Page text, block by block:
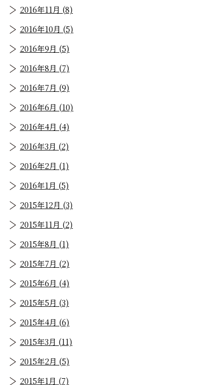
2016年11月 (8)
2016年10月 (5)
2016年9月 (5)
2016年8月 (7)
2016年7月 (9)
2016年6月 (10)
2016年4月 (4)
2016年3月 (2)
2016年2月 (1)
2016年1月 (5)
2015年12月 (3)
2015年11月 (2)
2015年8月 (1)
2015年7月 (2)
2015年6月 (4)
2015年5月 (3)
2015年4月 (6)
2015年3月 (11)
2015年2月 (5)
2015年1月 (7)